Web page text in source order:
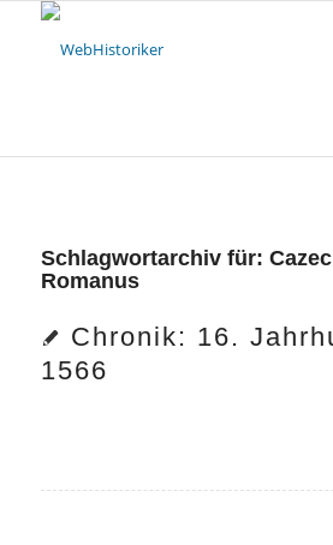
Schlagwortarchiv für:
Romanus
Chronik: 16.
1566